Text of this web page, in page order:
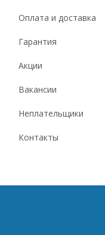
Оплата и доставка
Гарантия
Акции
Вакансии
Неплательщики
Контакты